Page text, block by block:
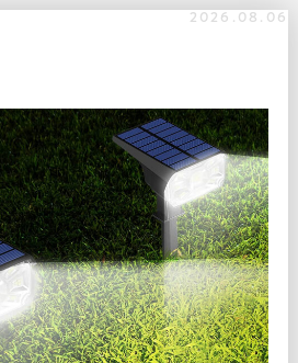
2026.08.06